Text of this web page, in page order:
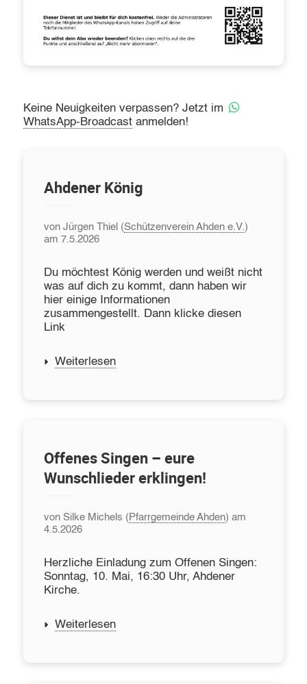
Keine Neuigkeiten verpassen? Jetzt im
WhatsApp-Broadcastanmelden!
Ahdener König
von Jürgen Thiel (Schützenverein Ahden e.V. )
am 7.5.2026
Du möchtest König werden und weißt nicht
was auf dich zu kommt, dann haben wir
hier einige Informationen
zusammengestellt. Dann klicke diesen
Link
Weiterlesen
Offenes Singen – eure
Wunschlieder erklingen!
von Silke Michels (Pfarrgemeinde Ahden) am
4.5.2026
Herzliche Einladung zum Offenen Singen:
Sonntag, 10. Mai, 16:30 Uhr, Ahdener
Kirche.
Weiterlesen